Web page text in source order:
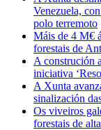
Venezuela,
polo terremoto
Máis de 4 M€
forestais de
A construción
iniciativa
A Xunta
sinalización
Os viveiros
forestais de